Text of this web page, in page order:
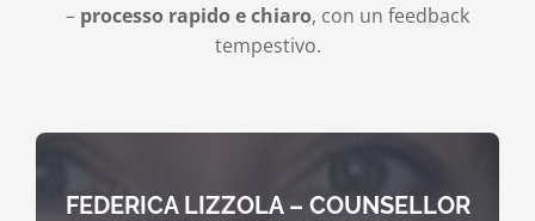
– processo rapido e chiaro, con un feedback
tempestivo.
FEDERICA LIZZOLA – COUNSELLOR